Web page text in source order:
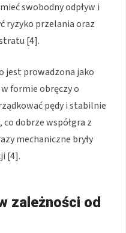
swobodny odpływ i
ryzyko przelania oraz
[4].
jest prowadzona jako
formie obręczy o
pędy i stabilnie
dobrze współgra z
mechaniczne bryły
[4].
zależności od